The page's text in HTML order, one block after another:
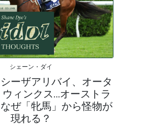
シェーン・ダイ
シーザアリバイ、オータ
ィンクス…オーストラ
ぜ「牝馬」から怪物が
現れる？